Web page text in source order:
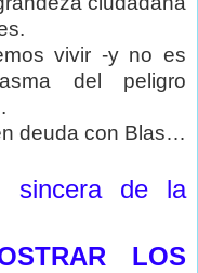
vivir -y no es
del peligro
deuda con Blas…
sincera de la
LOS